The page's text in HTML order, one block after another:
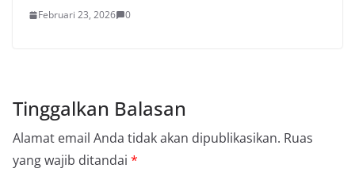
Februari 23, 2026 0
Tinggalkan Balasan
Alamat email Anda tidak akan dipublikasikan. Ruas
yang wajib ditandai *